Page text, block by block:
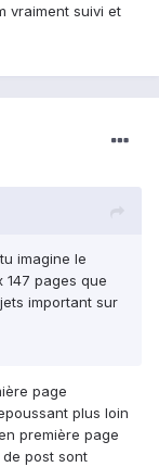
vraiment suivi et
imagine le
147 pages que
important sur
page
plus loin
première page
post sont